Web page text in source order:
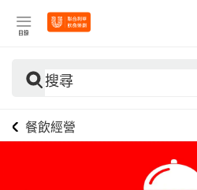
目錄
搜尋
餐飲經營